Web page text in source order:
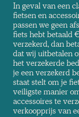
In geval van een
fietsen en
passen we geen
fiets hebt betaald
verzekerd, dan
dat wij uitbetalen
het verzekerde
je een verzekerd
staat stelt om je
veiligste manier
accessoires te
verkoopprijs van